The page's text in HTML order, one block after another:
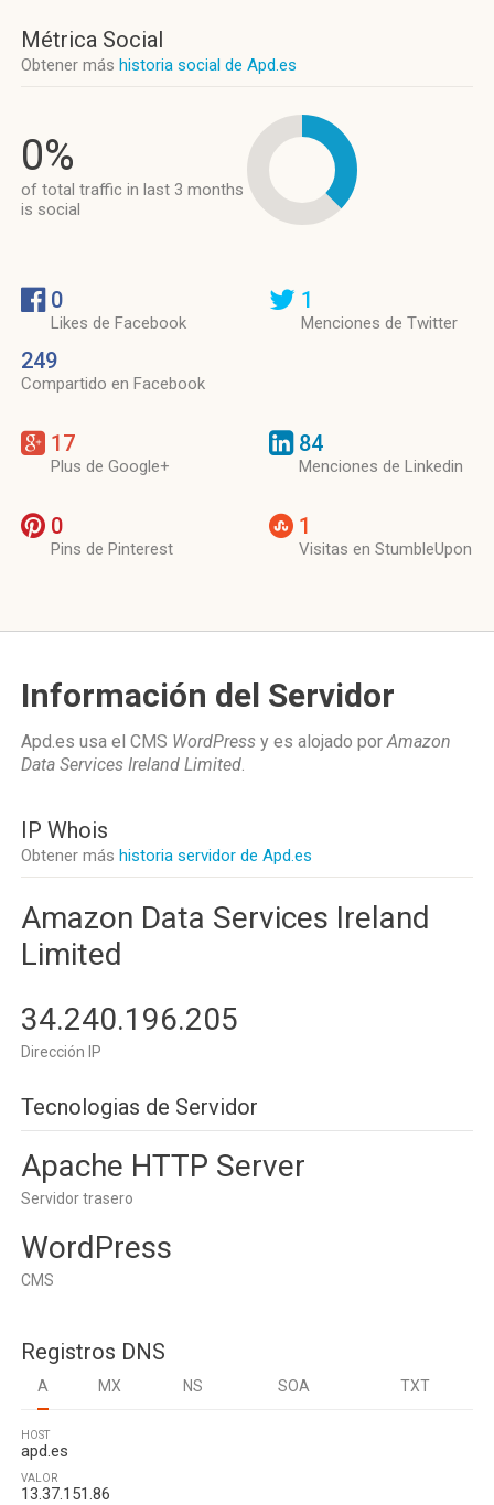
Métrica Social
Obtener más historia social de Apd.es
0%
of total traffic in last 3 months
is social
0
Likes de Facebook
249
Compartido en Facebook
1
Menciones de Twitter
17
Plus de Google+
84
Menciones de Linkedin
0
Pins de Pinterest
1
Visitas en StumbleUpon
Información del Servidor
Apd.es usa el CMS WordPress y es alojado porAmazon
Data Services Ireland Limited.
IP Whois
Obtener más historia servidor de Apd.es
Amazon Data Services Ireland
Limited
34.240.196.205
Dirección IP
Tecnologias de Servidor
Apache HTTP Server
Servidor trasero
WordPress
CMS
Registros DNS
A MX NS SOA TXT
HOST
apd.es
VALOR
13.37.151.86